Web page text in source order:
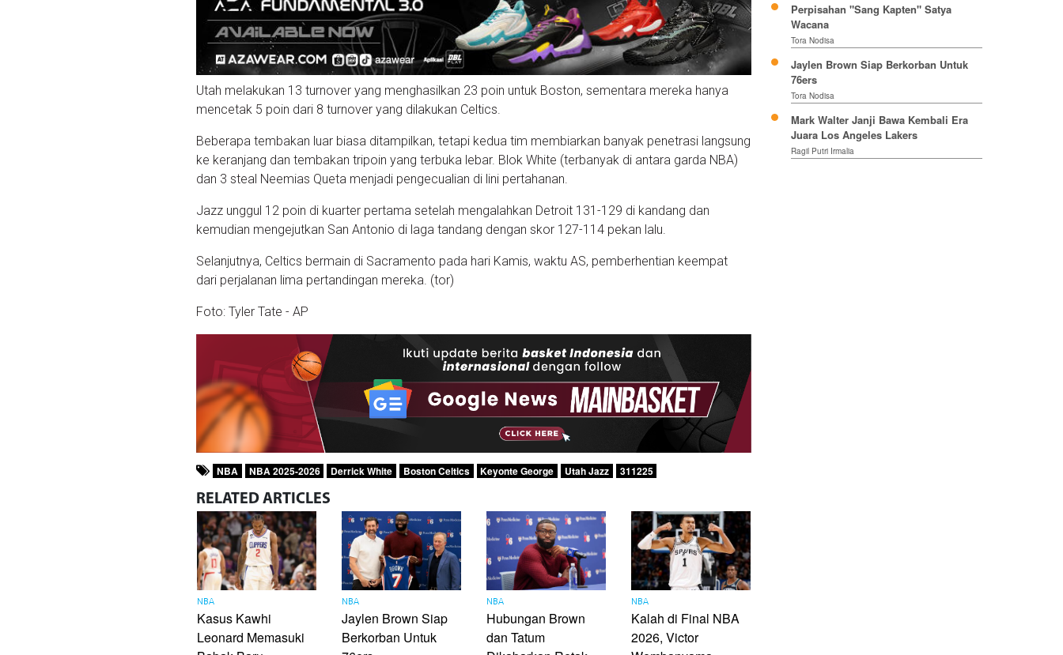
Utah melakukan 13 turnover yang menghasilkan 23 poin untuk Boston, sementara mereka hanya
mencetak 5 poin dari 8 turnover yang dilakukan Celtics.
Beberapa tembakan luar biasa ditampilkan, tetapi kedua tim membiarkan banyak penetrasi langsung
ke keranjang dan tembakan tripoin yang terbuka lebar. Blok White (terbanyak di antara garda NBA)
dan 3 steal Neemias Queta menjadi pengecualian di lini pertahanan.
Jazz unggul 12 poin di kuarter pertama setelah mengalahkan Detroit 131-129 di kandang dan
kemudian mengejutkan San Antonio di laga tandang dengan skor 127-114 pekan lalu.
Selanjutnya, Celtics bermain di Sacramento pada hari Kamis, waktu AS, pemberhentian keempat
dari perjalanan lima pertandingan mereka. (tor)
Foto:Tyler Tate -AP
NBA NBA 2025-2026 Derrick White Boston Celtics Keyonte George Utah Jazz 311225
RELATED ARTICLES
NBA
Kasus Kawhi
Leonard Memasuki
NBA
Jaylen Brown Siap
Berkorban Untuk
NBA
Hubungan Brown
dan Tatum
NBA
Kalah di Final NBA
2026, Victor
Perpisahan "Sang Kapten" Satya
Wacana
Tora Nodisa
Jaylen Brown Siap Berkorban Untuk
76ers
Tora Nodisa
Mark Walter Janji Bawa Kembali Era
Juara Los Angeles Lakers
Ragil Putri Irmalia